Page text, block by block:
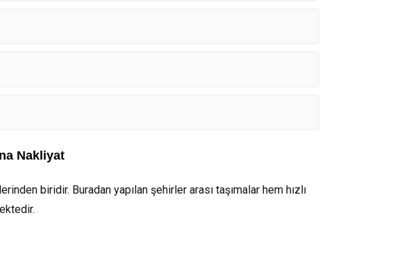
Nakliyat
biridir. Buradan yapılan şehirler arası taşımalar hem hızlı